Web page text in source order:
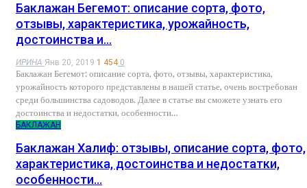
Баклажан Бегемот: описание сорта, фото,
отзывы, характеристика, урожайность,
достоинства и…
ИРИНА Янв 20, 2019 1 4540
Баклажан Бегемот: описание сорта, фото, отзывы, характеристика,
урожайность которого представлены в нашей статье, очень востребован
среди большинства садоводов. Далее в статье вы сможете узнать его
достоинства и недостатки, особенности…
БАКЛАЖАН
Баклажан Халиф: отзывы, описание сорта, фото,
характеристика, достоинства и недостатки,
особенности…